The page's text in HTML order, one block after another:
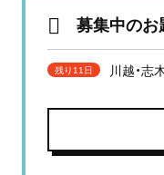
募集中のお
残り11日 川越・志